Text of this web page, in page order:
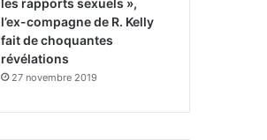
les rapports sexuels »,
l’ex-compagne de R. Kelly
fait de choquantes
révélations
27 novembre 2019